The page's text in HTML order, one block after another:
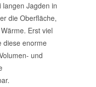
Jagden in
die Oberfläche,
Erst viel
diese enorme
und